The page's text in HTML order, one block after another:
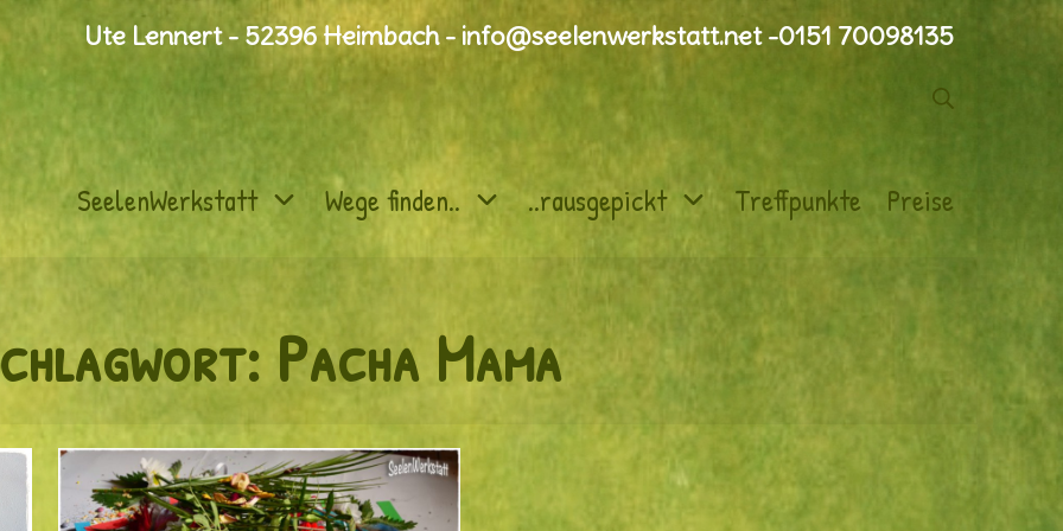
Ute Lennert - 52396 Heimbach - info@seelenwerkstatt.net -0151 70098135
SeelenWerkstatt Wege finden.. ..rausgepickt Treffpunkte Preise
Pacha Mama